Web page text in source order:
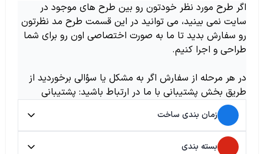
اگر طرح مورد نظر خودتون رو بین طرح های موجود در
سایت نمی بینید، می توانید در این قسمت طرح مد نظرتون
رو سفارش بدید تا ما به صورت اختصاصی اون رو برای شما
طراحی و اجرا کنیم.
در هر مرحله از سفارش اگر به مشکل یا سؤالی برخوردید از
طریق بخش پشتیبانی با ما در ارتباط باشید: پشتیبانی
زمان بندی ساخت
بسته بندی